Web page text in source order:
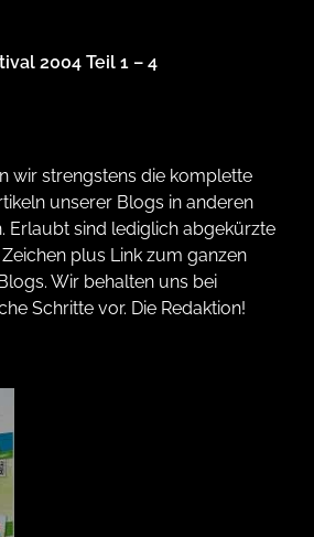
2004 Teil 1 – 4
wir strengstens die komplette
unserer Blogs in anderen
Erlaubt sind lediglich abgekürzte
plus Link zum ganzen
Wir behalten uns bei
Schritte vor. Die Redaktion!